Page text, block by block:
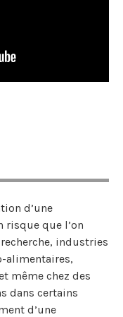
d’une
risque que l’on
industries
alimentaires,
même chez des
dans certains
d’une